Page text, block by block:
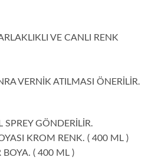
VE CANLI RENK
VERNİK ATILMASI ÖNERİLİR.
GÖNDERİLİR.
KROM RENK. ( 400 ML )
BOYA. ( 400 ML )